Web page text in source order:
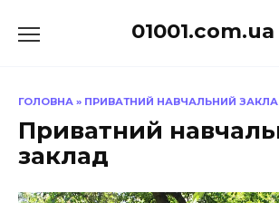
до
01001.com.ua
ГОЛОВНА » ПРИВАТНИЙ НАВЧАЛЬНИЙ
Приватний
заклад